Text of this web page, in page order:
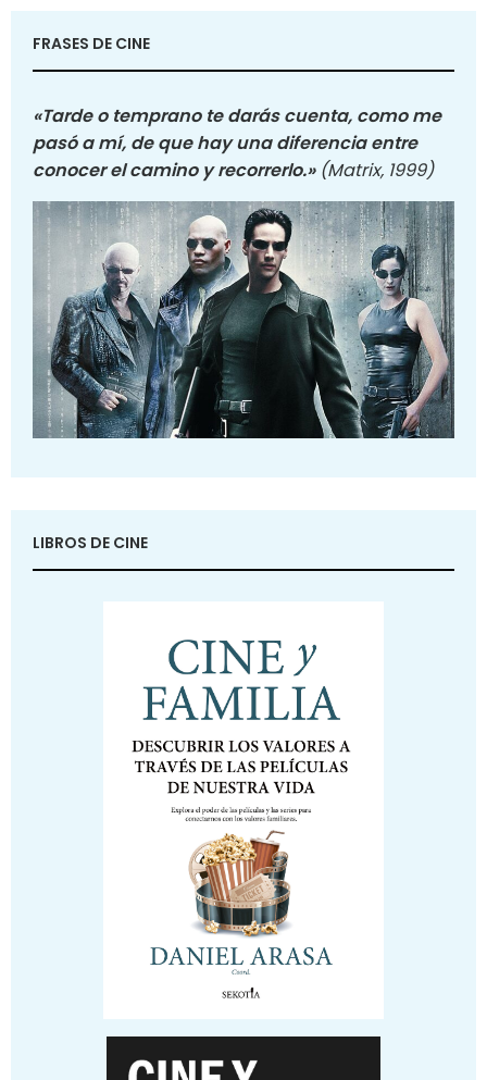
FRASES DE CINE
«Tarde o temprano te darás cuenta, como me
pasó a mí, de que hay una diferencia entre
conocer el camino y recorrerlo.» (Matrix, 1999)
LIBROS DE CINE